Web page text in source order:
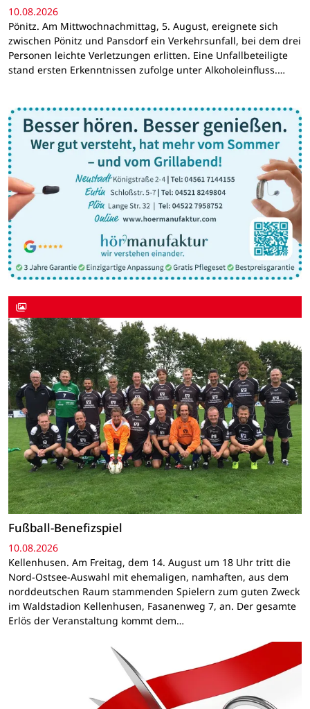
10.08.2026
Pönitz. Am Mittwochnachmittag, 5. August, ereignete sich
zwischen Pönitz und Pansdorf ein Verkehrsunfall, bei dem drei
Personen leichte Verletzungen erlitten. Eine Unfallbeteiligte
stand ersten Erkenntnissen zufolge unter Alkoholeinfluss.…
Fußball-Benefizspiel
10.08.2026
Kellenhusen. Am Freitag, dem 14. August um 18 Uhr tritt die
Nord-Ostsee-Auswahl mit ehemaligen, namhaften, aus dem
norddeutschen Raum stammenden Spielern zum guten Zweck
im Waldstadion Kellenhusen, Fasanenweg 7, an. Der gesamte
Erlös der Veranstaltung kommt dem…